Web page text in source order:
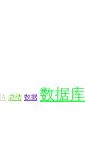
总结 数据 数据库